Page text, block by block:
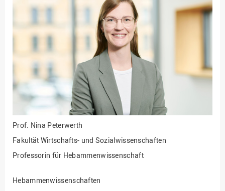
Fakultät
Ingenieurwissenschaften
und Informatik
Kultur und Technik
Fakultät Wirtschafts- und
Sozialwissenschaften
Finanzen
Forschung, Kooperation,
Drittmittel
Gebäude und Technik
Gesellschaftliches
Gleichstellungsbüro
Prof. Nina Peterwerth
Fakultät Wirtschafts- und Sozialwissenschaften
Professorin für Hebammenwissenschaft
Hebammenwissenschaften